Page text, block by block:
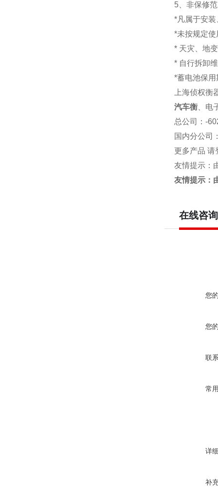
5、非保修
*凡属于安
*未按规定
* 天灾、地
* 自行拆卸
*蓄电池保用
上海侦权
汽车衡 、
总公司
：-
国内分公司
更多产品 请
友情提示：
友情提示：
在线咨询
您
您
联
常
详
补